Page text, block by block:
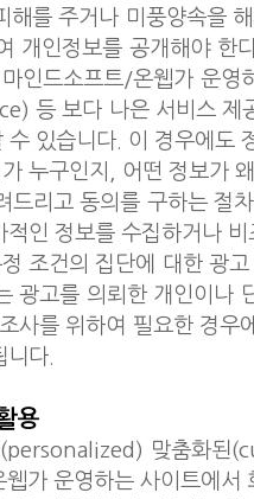
해를 주거나 미풍양속을
개인정보를 공개해야 한
인드소프트/온웹가 운영
등 보다 나은 서비스 제
있습니다. 이 경우에도
누구인지, 어떤 정보가
드리고 동의를 구하는 절
인 정보를 수집하거나
조건의 집단에 대한 광
광고를 의뢰한 개인이나
사를 위하여 필요한 경우
다.
용
(personalized) 맞춤화된
가 운영하는 사이트에서